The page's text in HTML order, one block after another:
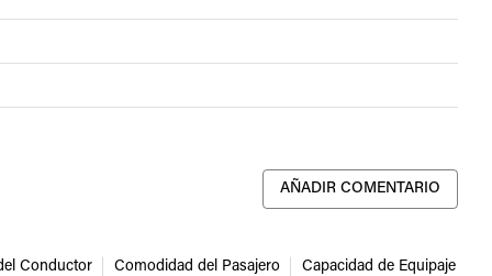
AÑADIR COMENTARIO
Conductor Comodidad del Pasajero Capacidad de Equipaje